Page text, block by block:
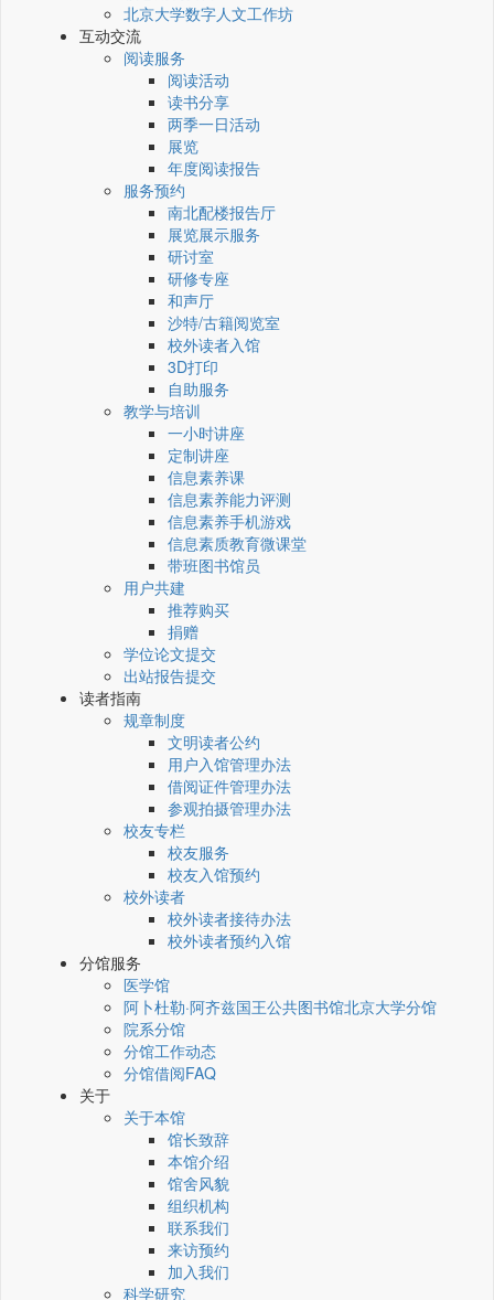
北京大学数字人文工作坊
互动交流
阅读服务
阅读活动
读书分享
两季一日活动
展览
年度阅读报告
服务预约
南北配楼报告厅
展览展示服务
研讨室
研修专座
和声厅
沙特/古籍阅览室
校外读者入馆
3D打印
自助服务
教学与培训
一小时讲座
定制讲座
信息素养课
信息素养能力评测
信息素养手机游戏
信息素质教育微课堂
带班图书馆员
用户共建
推荐购买
捐赠
学位论文提交
出站报告提交
读者指南
规章制度
文明读者公约
用户入馆管理办法
借阅证件管理办法
参观拍摄管理办法
校友专栏
校友服务
校友入馆预约
校外读者
校外读者接待办法
校外读者预约入馆
分馆服务
医学馆
阿卜杜勒·阿齐兹国王公共图书馆北京大学分馆
院系分馆
分馆工作动态
分馆借阅FAQ
关于
关于本馆
馆长致辞
本馆介绍
馆舍风貌
组织机构
联系我们
来访预约
加入我们
科学研究